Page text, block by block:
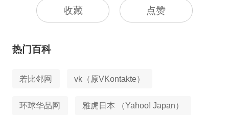
收藏 点赞
热门百科
若比邻网 vk（原VKontakte）
环球华品网 雅虎日本 （Yahoo! Japan）